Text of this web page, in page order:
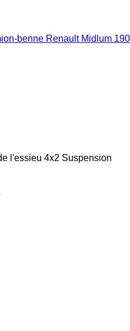
benne Renault Midlum 190
l'essieu 4x2 Suspension